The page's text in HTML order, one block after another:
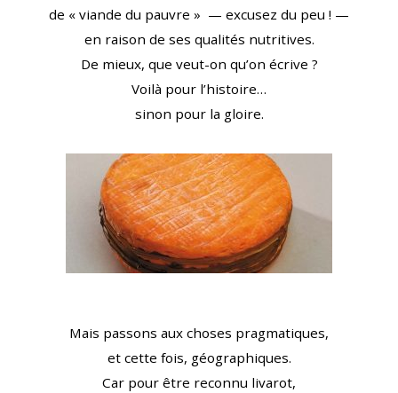
de « viande du pauvre » — excusez du peu ! —
en raison de ses qualités nutritives.
De mieux, que veut-on qu’on écrive ?
Voilà pour l’histoire…
sinon pour la gloire.
Mais passons aux choses pragmatiques,
et cette fois, géographiques.
Car pour être reconnu livarot,